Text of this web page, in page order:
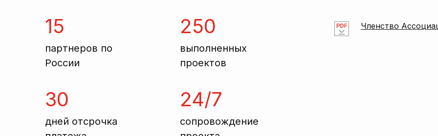
15
партнеров по
России
250
выполненных
проектов
30
дней отсрочка
24/7
сопровождение
Членство